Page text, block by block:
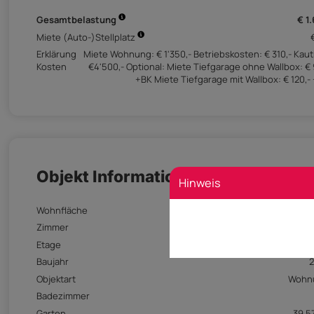
Gesamtbelastung €
Miete (Auto-)Stellplatz
Erklärung
Kosten
Miete Wohnung: € 1'350,- Betriebskosten: € 310,-
€4'500,- Optional: Miete Tiefgarage ohne Wallbox: €
+BK Miete Tiefgarage mit Wallbox: € 120,-
Objekt Informationen
Wohnfläche
Zimmer
Etage
Baujahr
Objektart
Badezimmer
Hinweis